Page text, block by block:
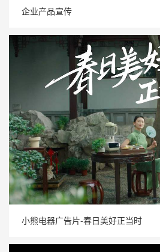
企业产品宣传
企业产品宣传
小熊电器广告片-春日美好正当时
小熊电器广告片-春日美好正当时